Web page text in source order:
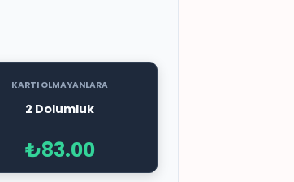
KARTI OLMAYANLARA
2 Dolumluk
₺83.00